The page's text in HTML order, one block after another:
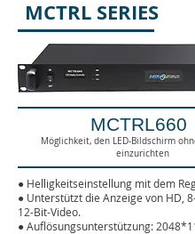
MCTRL SERIES
MCTRL660
Möglichkeit, den LED-Bildschirm
einzurichten
● Helligkeitseinstellung mit dem
● Unterstützt die Anzeige von HD,
12-Bit-Video.
●Auflösungsunterstützung: